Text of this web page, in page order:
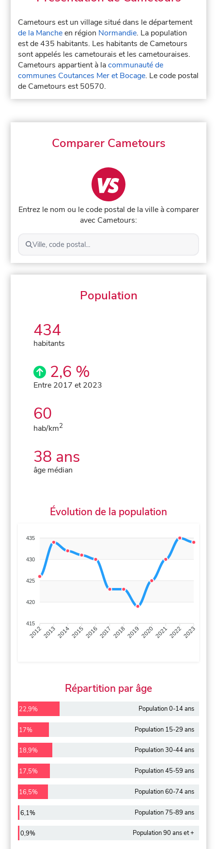
Cametours est un village situé dans le département
de la Mancheen région Normandie. La population
est de 435 habitants. Les habitants de Cametours
sont appelés les cametourais et les cametouraises.
Cametours appartient à lacommunauté de
communes Coutances Mer et Bocage. Le code postal
de Cametours est 50570.
Comparer Cametours
Entrez le nom ou le code postal de la ville à comparer
avec Cametours:
Ville, code postal...
Population
434
habitants
2,6 %
Entre 2017 et 2023
60
hab/km2
38 ans
âge médian
Évolution de la population
435
430
425
420
415
201220132014201520162017 20182019 2020202120222023
Répartition par âge
22,9% Population 0-14 ans
17% Population 15-29 ans
18,9% Population 30-44 ans
17,5% Population 45-59 ans
16,5% Population 60-74 ans
6,1% Population 75-89 ans
0,9% Population 90 ans et +